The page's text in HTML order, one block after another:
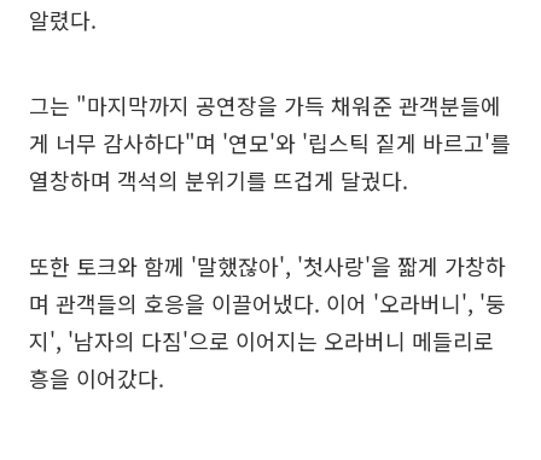
알렸다.
그는 "마지막까지 공연장을 가득 채워준 관객분들에
게 너무 감사하다"며 '연모'와 '립스틱 짙게 바르고'를
열창하며 객석의 분위기를 뜨겁게 달궜다.
또한 토크와 함께 '말했잖아', '첫사랑'을 짧게 가창하
며 관객들의 호응을 이끌어냈다. 이어 '오라버니', '둥
지', '남자의 다짐'으로 이어지는 오라버니 메들리로
흥을 이어갔다.